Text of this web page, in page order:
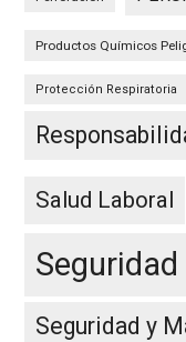
Productos Químicos
Protección Respiratoria
Salud Laboral
Seguridad y